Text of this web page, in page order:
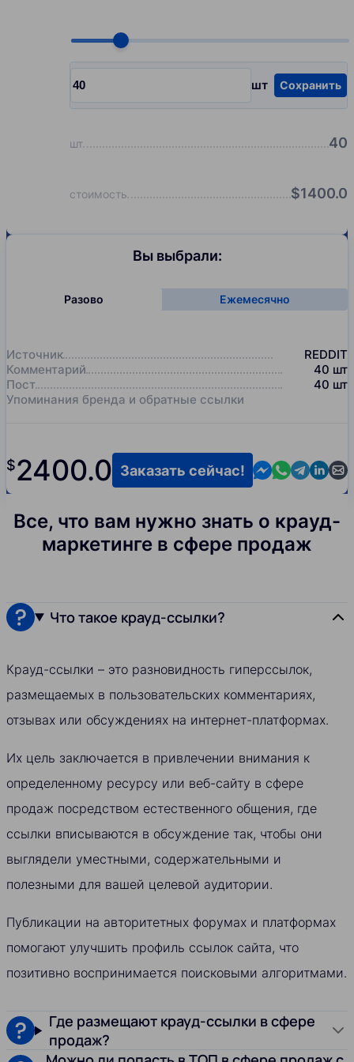
Choose quantity, pcs
шт
Input quantity, pcs Сохранить
шт 40
стоимость $1400.0
Вы выбрали:
Разово Ежемесячно
Источник
REDDIT
Комментарий
40 шт
Пост
40 шт
Упоминания бренда и обратные ссылки
$2400.0 Contact us in
Contact us
Contact
Заказать сейчас!
Все, что вам нужно знать о крауд-
маркетинге в сфере продаж
Что такое крауд-ссылки?
Крауд-ссылки – это разновидность гиперссылок,
размещаемых в пользовательских комментариях,
отзывах или обсуждениях на интернет-платформах.
Их цель заключается в привлечении внимания к
определенному ресурсу или веб-сайту в сфере
продаж посредством естественного общения, где
ссылки вписываются в обсуждение так, чтобы они
выглядели уместными, содержательными и
полезными для вашей целевой аудитории.
Публикации на авторитетных форумах и платформах
помогают улучшить профиль ссылок сайта, что
позитивно воспринимается поисковыми алгоритмами.
Где размещают крауд-ссылки в сфере
продаж?